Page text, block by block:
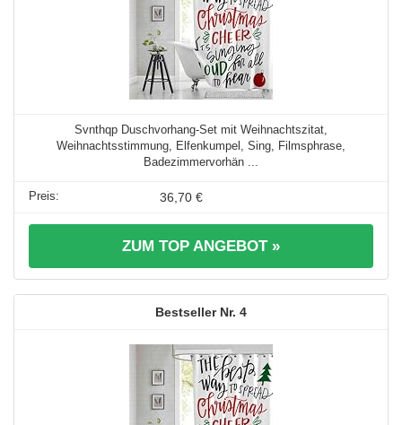
Svnthqp Duschvorhang-Set mit Weihnachtszitat,
Weihnachtsstimmung, Elfenkumpel, Sing, Filmsphrase,
Badezimmervorhän ...
36,70 €
ZUM TOP ANGEBOT »
4